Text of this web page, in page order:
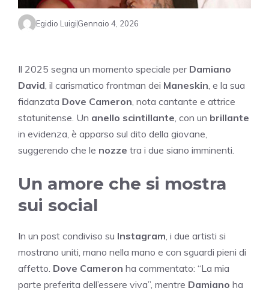
Egidio LuigiGennaio 4, 2026
Il 2025 segna un momento speciale per Damiano
David, il carismatico frontman dei Maneskin, e la sua
fidanzata Dove Cameron, nota cantante e attrice
statunitense. Un anello scintillante, con un brillante
in evidenza, è apparso sul dito della giovane,
suggerendo che le nozze tra i due siano imminenti.
Un amore che si mostra
sui social
In un post condiviso su Instagram, i due artisti si
mostrano uniti, mano nella mano e con sguardi pieni di
affetto. Dove Cameron ha commentato: “La mia
parte preferita dell’essere viva”, mentre Damiano ha